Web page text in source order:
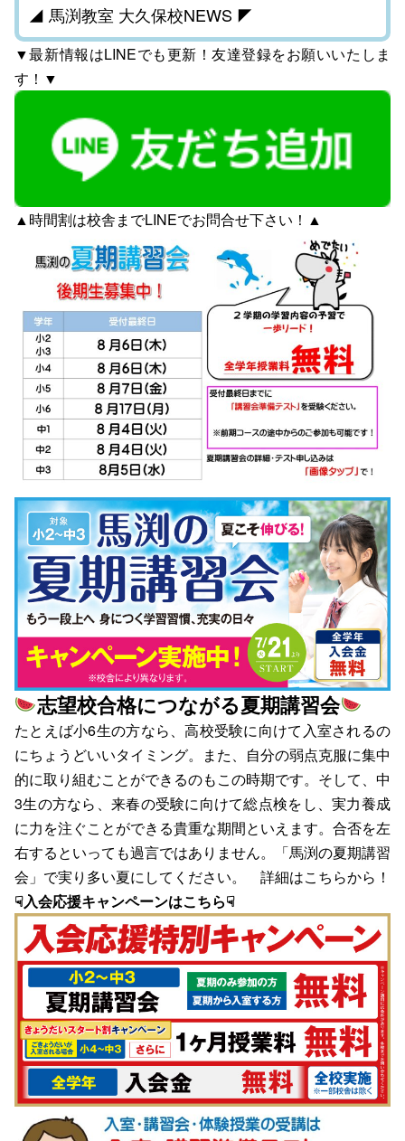
◢ 馬渕教室 大久保校NEWS ◤
▼最新情報はLINEでも更新！友達登録をお願いいたしま
す！▼
▲時間割は校舎までLINEでお問合せ下さい！▲
志望校合格につながる夏期講習会
たとえば小6生の方なら、高校受験に向けて入室されるの
にちょうどいいタイミング。また、自分の弱点克服に集中
的に取り組むことができるのもこの時期です。そして、中
3生の方なら、来春の受験に向けて総点検をし、実力養成
に力を注ぐことができる貴重な期間といえます。合否を左
右するといっても過言ではありません。「馬渕の夏期講習
会」で実り多い夏にしてください。 詳細はこちらから！
☟入会応援キャンペーンはこちら☟